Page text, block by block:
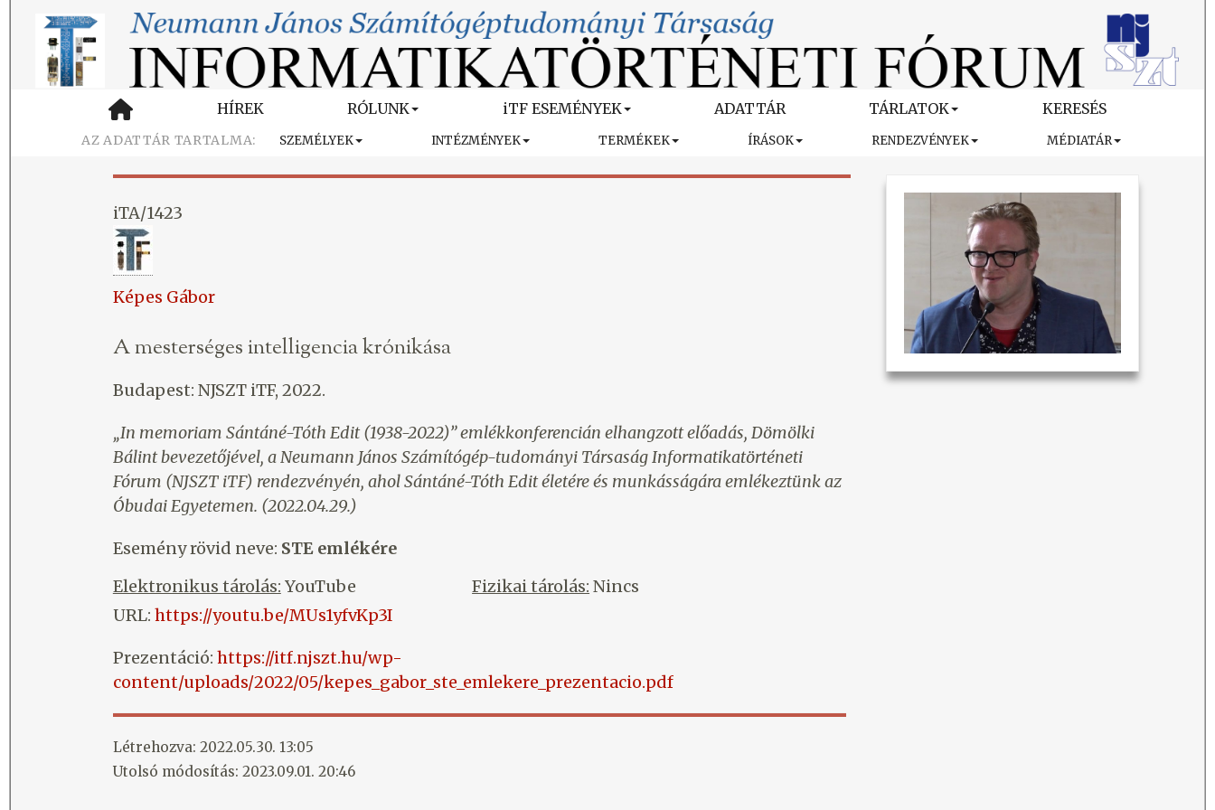
HÍREK RÓLUNK iTF ESEMÉNYEK ADATTÁR TÁRLATOK KERESÉS
SZEMÉLYEK INTÉZMÉNYEK TERMÉKEK ÍRÁSOK RENDEZVÉNYEK MÉDIATÁR
iTA/1423
Képes Gábor
A mesterséges intelligencia krónikása
Budapest: NJSZT iTF, 2022.
„In memoriam Sántáné-Tóth Edit (1938-2022)” emlékkonferencián elhangzott előadás, Dömölki
Bálint bevezetőjével, a Neumann János Számítógép-tudományi Társaság Informatikatörténeti
Fórum (NJSZT iTF) rendezvényén, ahol Sántáné-Tóth Edit életére és munkásságára emlékeztünk az
Óbudai Egyetemen. (2022.04.29.)
Esemény rövid neve: STE emlékére
Elektronikus tárolás: YouTube
URL: https://youtu.be/MUs1yfvKp3I
Fizikai tárolás: Nincs
Prezentáció: https://itf.njszt.hu/wp-
content/uploads/2022/05/kepes_gabor_ste_emlekere_prezentacio.pdf
Létrehozva: 2022.05.30. 13:05
Utolsó módosítás: 2023.09.01. 20:46